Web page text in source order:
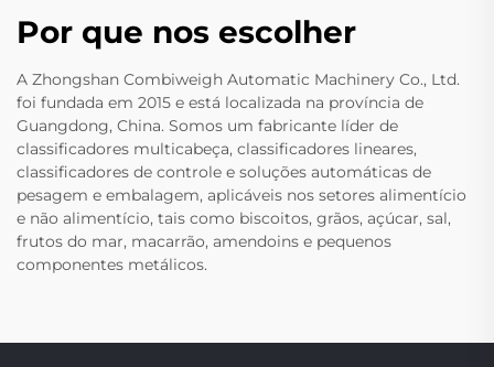
Por que nos escolher
A Zhongshan Combiweigh Automatic Machinery Co., Ltd.
foi fundada em 2015 e está localizada na província de
Guangdong, China. Somos um fabricante líder de
classificadores multicabeça, classificadores lineares,
classificadores de controle e soluções automáticas de
pesagem e embalagem, aplicáveis nos setores alimentício
e não alimentício, tais como biscoitos, grãos, açúcar, sal,
frutos do mar, macarrão, amendoins e pequenos
componentes metálicos.